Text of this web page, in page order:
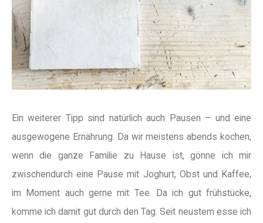
Ein weiterer Tipp sind natürlich auch Pausen – und eine
ausgewogene Ernährung. Da wir meistens abends kochen,
wenn die ganze Familie zu Hause ist, gönne ich mir
zwischendurch eine Pause mit Joghurt, Obst und Kaffee,
im Moment auch gerne mit Tee. Da ich gut frühstücke,
komme ich damit gut durch den Tag. Seit neustem esse ich